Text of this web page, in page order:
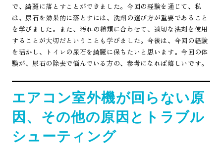
で、綺麗に落とすことができました。今回の経験を通じて、私
は、尿石を効果的に落とすには、洗剤の選び方が重要であること
を学びました。また、汚れの種類に合わせて、適切な洗剤を使用
することが大切だということも学びました。今後は、今回の経験
を活かし、トイレの尿石を綺麗に保ちたいと思います。今回の体
験が、尿石の除去で悩んでいる方の、参考になれば嬉しいです。
エアコン室外機が回らない原
因、その他の原因とトラブル
シューティング